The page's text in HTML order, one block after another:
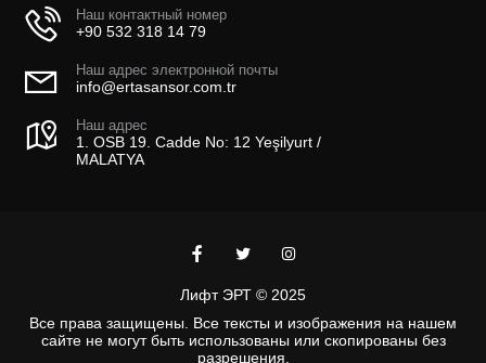
Наш контактный номер
+90 532 318 14 79
Наш адрес электронной почты
info@ertasansor.com.tr
Наш адрес
1. OSB 19. Cadde No: 12 Yeşilyurt /
MALATYA
Лифт ЭРТ © 2025
Все права защищены. Все тексты и изображения на нашем
сайте не могут быть использованы или скопированы без
разрешения.